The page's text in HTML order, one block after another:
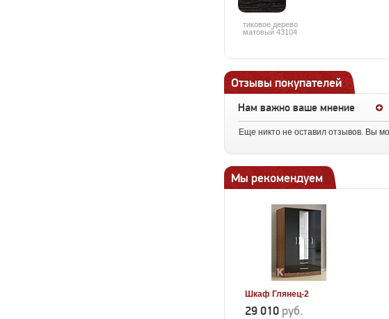
тиковое дерево
матовый 43104
Отзывы покупателей
Нам важно ваше мнение
Еще никто не оставил отзывов. Вы
Мы рекомендуем
Шкаф Глянец-2
29 010 руб.